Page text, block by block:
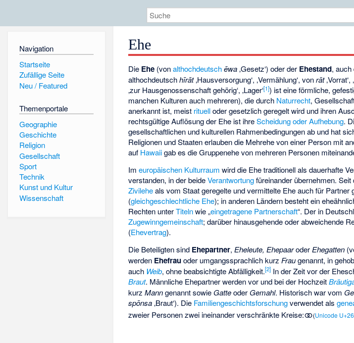
Navigation
Startseite
Zufällige Seite
Neu / Featured
Themenportale
Geographie
Geschichte
Religion
Gesellschaft
Sport
Technik
Kunst und Kultur
Wissenschaft
Ehe
Die Ehe (vonalthochdeutsch ēwa ‚Gesetz‘) oder der Ehestand, auch
althochdeutschhīrāt ‚Hausversorgung‘, ‚Vermählung‘, vonrāt ‚Vorrat‘,
‚zur Hausgenossenschaft gehörig‘, ‚Lager‘[1]) ist eine förmliche,
manchen Kulturen auch mehreren), die durch Naturrecht,
anerkannt ist, meist rituelloder gesetzlich geregelt wird und ihren
rechtsgültige Auflösung der Ehe ist ihreScheidung oder Aufhebung.
gesellschaftlichen und kulturellen Rahmenbedingungen ab und hat
Religionen und Staaten erlauben die Mehrehe von einer Person mit
auf Hawaiigab es die Gruppenehe von mehreren Personen
Imeuropäischen Kulturraum wird die Ehe traditionell als dauerhafte
verstanden, in der beideVerantwortungfüreinander übernehmen.
Zivileheals vom Staat geregelte und vermittelte Ehe auch für Partner
(gleichgeschlechtliche Ehe); in anderen Ländern besteht ein
Rechten unterTitelnwie „eingetragene Partnerschaft“. Der in
Zugewinngemeinschaft; darüber hinausgehende oder abweichende
(Ehevertrag).
Die Beteiligten sind Ehepartner, Eheleute, Ehepaaroder Ehegatten
werden Ehefrauoder umgangssprachlich kurz Fraugenannt, in
auch Weib, ohne beabsichtigte Abfälligkeit.[2] In der Zeit vor der
Braut. Männliche Ehepartner werden vor und bei der Hochzeit
kurzManngenannt sowie Gatteoder Gemahl. Historisch war vom
spōnsa ‚Braut‘). Die Familiengeschichtsforschungverwendet als
zweier Personen zwei ineinander verschränkte Kreise:⚭ (Unicode